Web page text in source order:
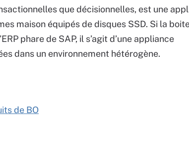
que décisionnelles, est une
maison équipés de disques SSD. Si la
phare de SAP, il s’agit d’une appliance
dans un environnement hétérogène.
de BO